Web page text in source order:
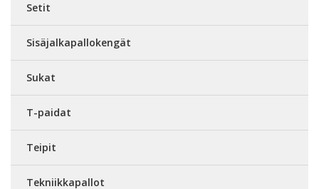
Setit
Sisäjalkapallokengät
Sukat
T-paidat
Teipit
Tekniikkapallot